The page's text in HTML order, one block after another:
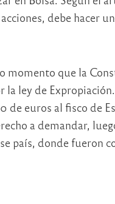
debe hacer
momento que la
la ley de
euros al fisco de
a demandar,
país, donde fueron